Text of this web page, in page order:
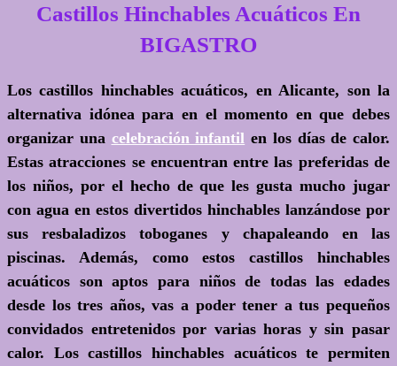
Castillos Hinchables Acuáticos En
BIGASTRO
Los castillos hinchables acuáticos, en Alicante, son la
alternativa idónea para en el momento en que debes
organizar una celebración infantil en los días de calor.
Estas atracciones se encuentran entre las preferidas de
los niños, por el hecho de que les gusta mucho jugar
con agua en estos divertidos hinchables lanzándose por
sus resbaladizos toboganes y chapaleando en las
piscinas. Además, como estos castillos hinchables
acuáticos son aptos para niños de todas las edades
desde los tres años, vas a poder tener a tus pequeños
convidados entretenidos por varias horas y sin pasar
calor. Los castillos hinchables acuáticos te permiten